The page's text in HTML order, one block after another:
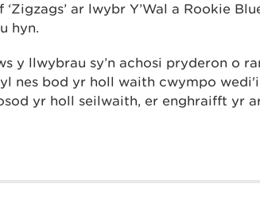
ar lwybr Y’Wal a Rookie
hyn.
y llwybrau sy’n achosi pryderon o
nes bod yr holl waith cwympo
yr holl seilwaith, er enghraifft yr